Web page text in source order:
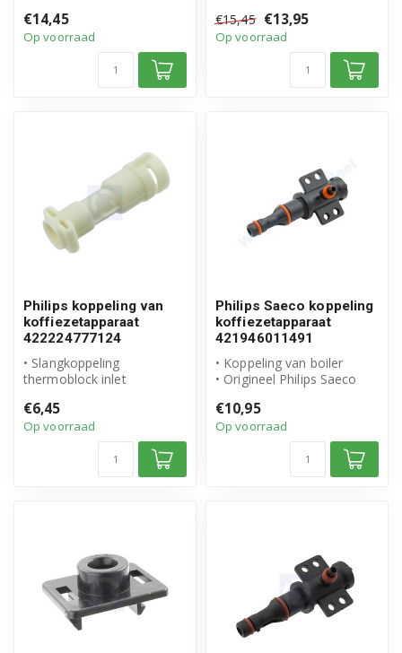
afdichtingen en ve...
€14,45
Op voorraad
€15,45 €13,95
Op voorraad
Philips koppeling van
koffiezetapparaat
422224777124
• Slangkoppeling
thermoblock inlet
• Origineel Philips Saeco
product
€6,45
Op voorraad
Philips Saeco koppeling
koffiezetapparaat
421946011491
• Koppeling van boiler
• Origineel Philips Saeco
• Artikelnummer: 4219...
€10,95
Op voorraad